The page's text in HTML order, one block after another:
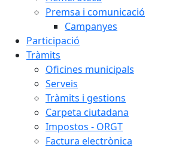
Premsa i comunicació
Campanyes
Participació
Tràmits
Oficines municipals
Serveis
Tràmits i gestions
Carpeta ciutadana
Impostos - ORGT
Factura electrònica